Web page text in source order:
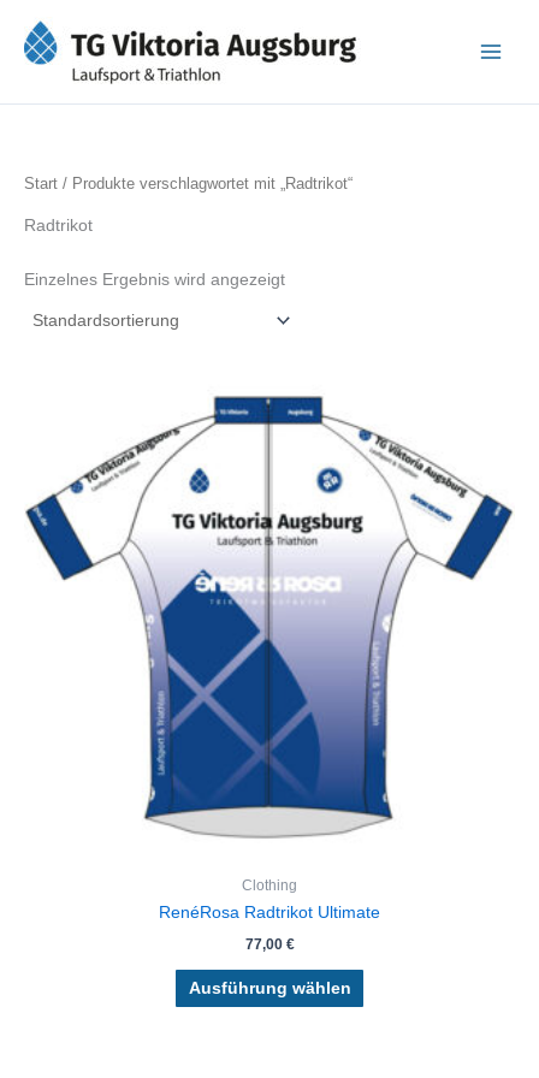
Inhalt
springen
Start / Produkte verschlagwortet mit „Radtrikot“
Radtrikot
Einzelnes Ergebnis wird angezeigt
Clothing
RenéRosa Radtrikot Ultimate
77,00 €
Ausführung wählen
weist
mehrere
Varianten
auf.
Optionen
können
auf
der
Produktseite
gewählt
werden